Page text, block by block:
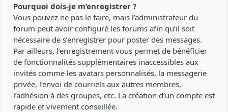
Pourquoi dois-je m’enregistrer ?
Vous pouvez ne pas le faire, mais l’administrateur du
forum peut avoir configuré les forums afin qu’il soit
nécessaire de s’enregistrer pour poster des messages.
Par ailleurs, l’enregistrement vous permet de bénéficier
de fonctionnalités supplémentaires inaccessibles aux
invités comme les avatars personnalisés, la messagerie
privée, l’envoi de courriels aux autres membres,
l’adhésion à des groupes, etc. La création d’un compte est
rapide et vivement conseillée.